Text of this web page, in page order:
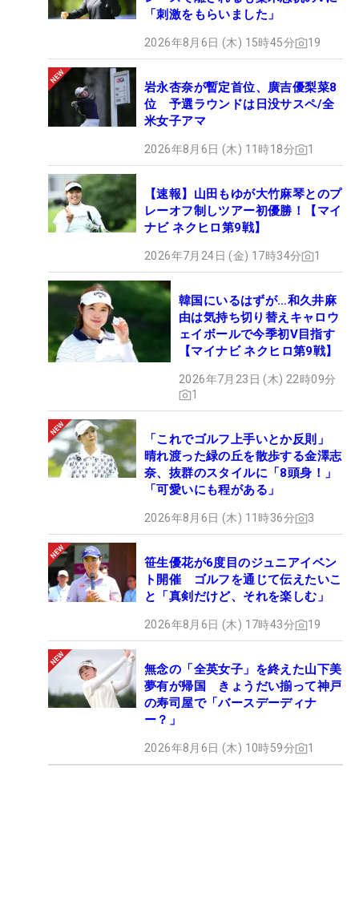
「刺激をもらいました」
2026年8月6日 (木) 15時45分 19
岩永杏奈が暫定首位、廣吉優梨菜8
位 予選ラウンドは日没サスペ/全
米女子アマ
2026年8月6日 (木) 11時18分 1
【速報】山田もゆが大竹麻琴とのプ
レーオフ制しツアー初優勝！【マイ
ナビ ネクヒロ第9戦】
2026年7月24日 (金) 17時34分 1
韓国にいるはずが…和久井麻
由は気持ち切り替えキャロウ
ェイボールで今季初V目指す
【マイナビ ネクヒロ第9戦】
2026年7月23日 (木) 22時09分
1
「これでゴルフ上手いとか反則」
晴れ渡った緑の丘を散歩する金澤志
奈、抜群のスタイルに「8頭身！」
「可愛いにも程がある」
2026年8月6日 (木) 11時36分 3
笹生優花が6度目のジュニアイベン
ト開催 ゴルフを通じて伝えたいこ
と「真剣だけど、それを楽しむ」
2026年8月6日 (木) 17時43分 19
無念の「全英女子」を終えた山下美
夢有が帰国 きょうだい揃って神戸
の寿司屋で「バースデーディナ
ー？」
2026年8月6日 (木) 10時59分 1